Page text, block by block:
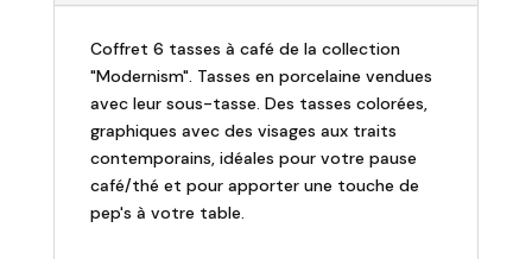
"Modernism"
visages
Coffret 6 tasses à café de la collection
"Modernism". Tasses en porcelaine vendues
avec leur sous-tasse. Des tasses colorées,
graphiques avec des visages aux traits
contemporains, idéales pour votre pause
café/thé et pour apporter une touche de
pep's à votre table.